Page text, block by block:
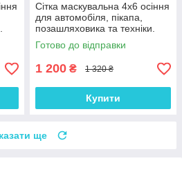
Сітка маскувальна 4х6 осіння
для автомобіля, пікапа,
позашляховика та техніки.
Колір "Осінь №3"
Готово до відправки
1 200 ₴ 1 320 ₴
Купити
ще